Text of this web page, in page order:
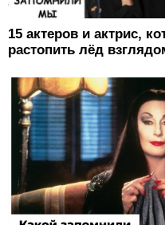
15 актеров и актрис,
растопить лёд